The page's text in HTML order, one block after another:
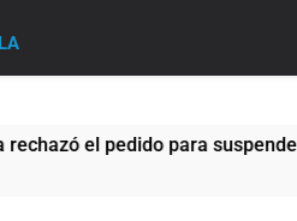
el pedido para suspender el